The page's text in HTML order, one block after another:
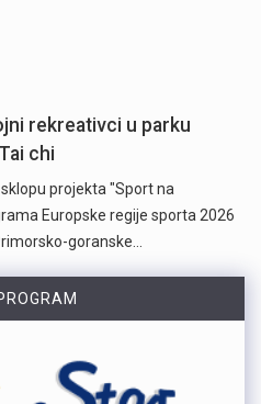
rekreativci u parku
chi
projekta "Sport na
Europske regije sporta 2026
goranske…